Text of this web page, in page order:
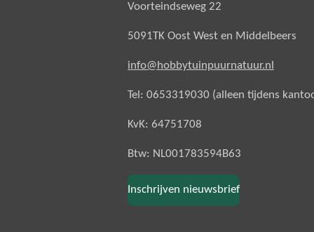
Voorteindseweg 22
5091TK Oost West en Middelbeers
info@hobbytuinpuurnatuur.nl
Tel: 0653319030 (alleen tijdens
KvK: 64751708
Btw: NL001783594B63
Inschrijven nieuwsbrief